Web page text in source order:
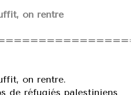
on rentre
on rentre.
de réfugiés palestiniens